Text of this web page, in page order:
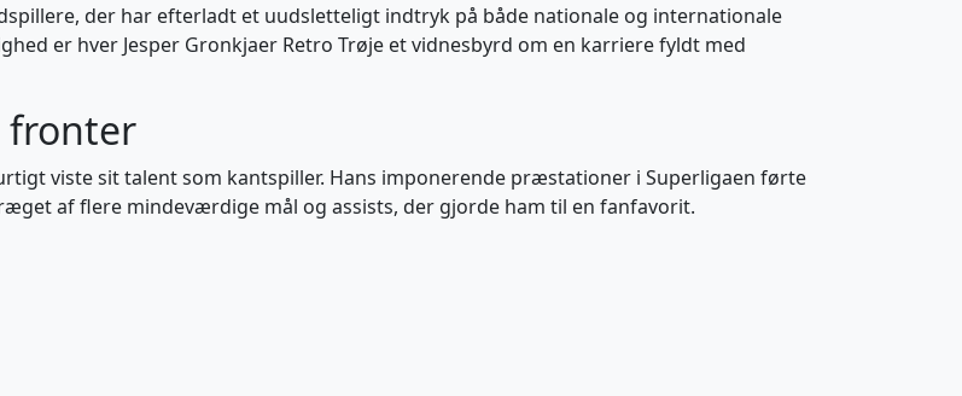
der har efterladt et uudsletteligt indtryk på både nationale og internationale
er hver Jesper Gronkjaer Retro Trøje et vidnesbyrd om en karriere fyldt med
fronter
viste sit talent som kantspiller. Hans imponerende præstationer i Superligaen førte
af flere mindeværdige mål og assists, der gjorde ham til en fanfavorit.